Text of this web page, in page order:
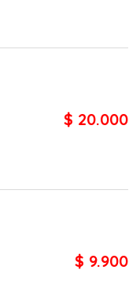
$ 20.000
$ 9.900